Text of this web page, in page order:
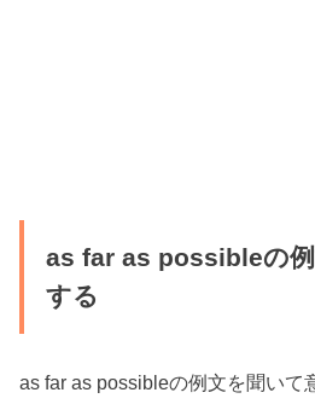
as far as possibleの
する
as far as possibleの例文を聞いて